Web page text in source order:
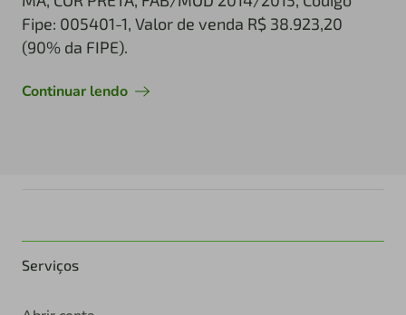
Fipe: 005401-1, Valor de venda R$ 38.923,20
(90% da FIPE).
Continuar lendo
Serviços